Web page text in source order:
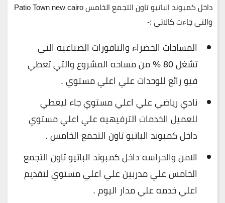
داخل كمبوند الباتيو تاون التجمع الخامس Patio Town new cairo
والتي جاءت كالاتي :-
المساحات الخضراء والنافورات الصناعيه التي
تشغل 80 % من مساحه المشروع والتي تعطي
فيو رائع للوحدات علي اعلي مستوي .
نادي رياضي علي اعلي مستوي جاء ليعطي
للعميل الخدمات الترفيهيه علي اعلي مستوي
داخل كمبوند الباتيو تاون التجمع الخامس .
الامن والحراسه داخل كمبوند الباتيو تاون التجمع
الخامس علي مدربين علي اعلي مستوي لتقديم
اعلي خدمه علي مدار اليوم .